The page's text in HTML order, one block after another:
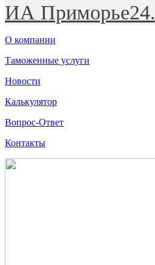
ИА Приморье24.
О компании
Таможенные услуги
Новости
Калькулятор
Вопрос-Ответ
Контакты